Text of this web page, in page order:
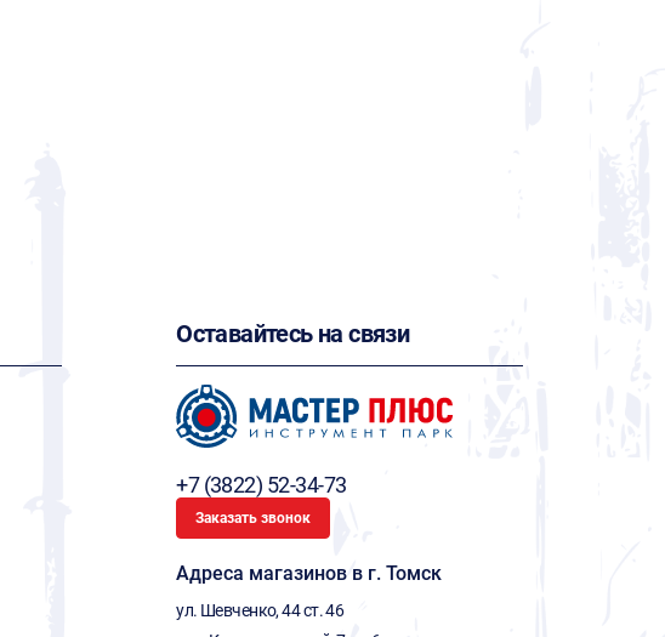
Оставайтесь на связи
+7 (3822) 52-34-73
Заказать звонок
Адреса магазинов в г. Томск
ул. Шевченко, 44 ст. 46